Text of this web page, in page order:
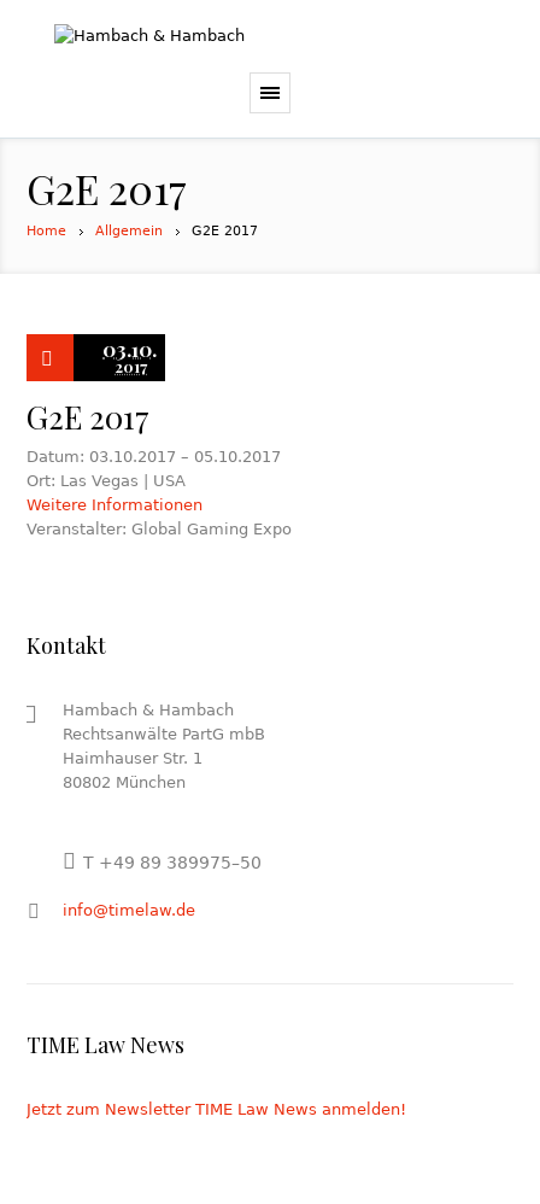
G2E 2017
Home Allgemein G2E 2017
03.10.
2017
G2E 2017
Datum: 03.10.2017 – 05.10.2017
Ort: Las Vegas | USA
Weitere Informationen
Veranstalter: Global Gaming Expo
Kontakt
Hambach & Hambach
Rechtsanwälte PartG mbB
Haimhauser Str. 1
80802 München
T +49 89 389975–50
info@timelaw.de
TIME Law News
Jetzt zum Newsletter TIME Law News anmelden!